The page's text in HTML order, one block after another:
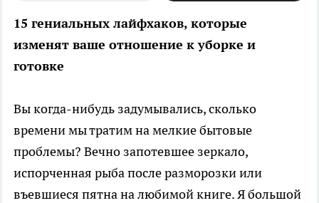
15 гениальных лайфхаков, которые
изменят ваше отношение к уборке и
готовке
Вы когда-нибудь задумывались, сколько
времени мы тратим на мелкие бытовые
проблемы? Вечно запотевшее зеркало,
испорченная рыба после разморозки или
въевшиеся пятна на любимой книге. Я большой